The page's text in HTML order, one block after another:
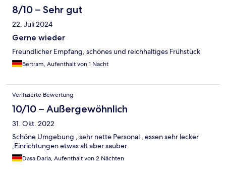
8/10 – Sehr gut
22. Juli 2024
Gerne wieder
Freundlicher Empfang, schönes und reichhaltiges Frühstück
Bertram, Aufenthalt von 1 Nacht
Verifizierte Bewertung
10/10 – Außergewöhnlich
31. Okt. 2022
Schöne Umgebung , sehr nette Personal , essen sehr lecker
,Einrichtungen etwas alt aber sauber
Dasa Daria, Aufenthalt von 2 Nächten